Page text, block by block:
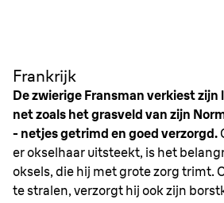
Frankrijk
De zwierige Fransman verkiest
net zoals het grasveld van zijn
- netjes getrimd en goed verzorgd.
er okselhaar uitsteekt, is het
oksels, die hij met grote zorg trimt.
te stralen, verzorgt hij ook zijn